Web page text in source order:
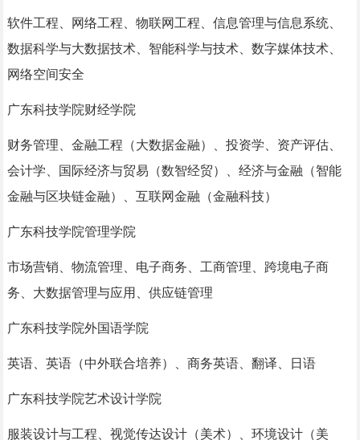
软件工程、网络工程、物联网工程、信息管理与信息系统、
数据科学与大数据技术、智能科学与技术、数字媒体技术、
网络空间安全
广东科技学院财经学院
财务管理、金融工程（大数据金融）、投资学、资产评估、
会计学、国际经济与贸易（数智经贸）、经济与金融（智能
金融与区块链金融）、互联网金融（金融科技）
广东科技学院管理学院
市场营销、物流管理、电子商务、工商管理、跨境电子商
务、大数据管理与应用、供应链管理
广东科技学院外国语学院
英语、英语（中外联合培养）、商务英语、翻译、日语
广东科技学院艺术设计学院
服装设计与工程、视觉传达设计（美术）、环境设计（美